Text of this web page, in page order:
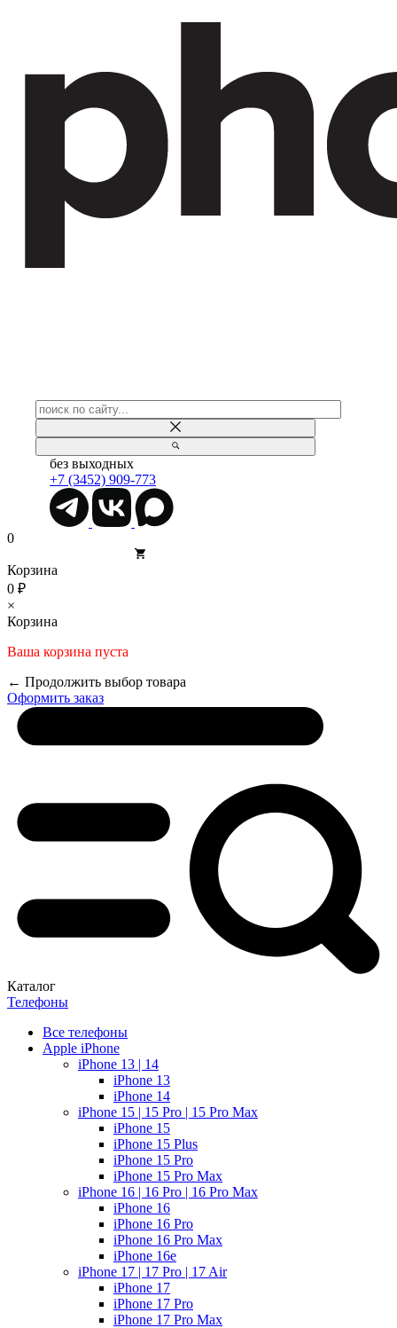
без выходных
+7 (3452) 909-773
0
Корзина
0 ₽
×
Корзина
Ваша корзина пуста
← Продолжить выбор товара
Оформить заказ
Каталог
Телефоны
Все телефоны
Apple iPhone
iPhone 13 | 14
iPhone 13
iPhone 14
iPhone 15 | 15 Pro | 15 Pro Max
iPhone 15
iPhone 15 Plus
iPhone 15 Pro
iPhone 15 Pro Max
iPhone 16 | 16 Pro | 16 Pro Max
iPhone 16
iPhone 16 Pro
iPhone 16 Pro Max
iPhone 16e
iPhone 17 | 17 Pro | 17 Air
iPhone 17
iPhone 17 Pro
iPhone 17 Pro Max